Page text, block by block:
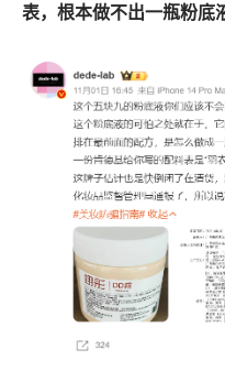
表，根本做不出一瓶粉底